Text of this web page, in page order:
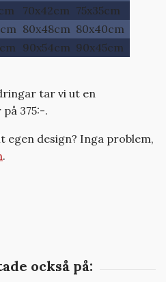
70x42cm 75x35cm
80x48cm 80x40cm
90x54cm 90x45cm
tar vi ut en
375:-.
egen design? Inga problem,
.